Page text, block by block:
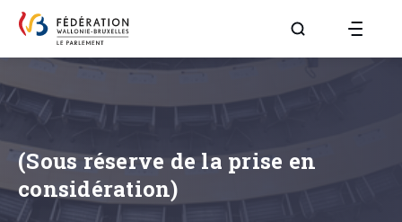
Aller à la page
(Sous réserve de la prise en
considération)